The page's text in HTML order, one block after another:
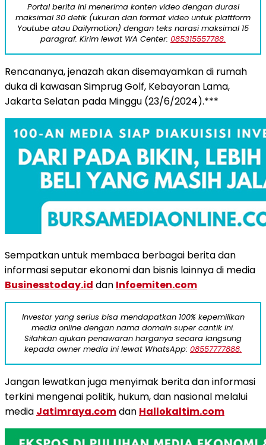
Portal berita ini menerima konten video dengan durasi
maksimal 30 detik (ukuran dan format video untuk plaftform
Youtube atau Dailymotion) dengan teks narasi maksimal 15
paragraf. Kirim lewat WA Center: 085315557788.
Rencananya, jenazah akan disemayamkan di rumah
duka di kawasan Simprug Golf, Kebayoran Lama,
Jakarta Selatan pada Minggu (23/6/2024).***
Sempatkan untuk membaca berbagai berita dan
informasi seputar ekonomi dan bisnis lainnya di media
Businesstoday.id dan Infoemiten.com
Investor yang serius bisa mendapatkan 100% kepemilikan
media online dengan nama domain super cantik ini.
Silahkan ajukan penawaran harganya secara langsung
kepada owner media ini lewat WhatsApp: 08557777888.
Jangan lewatkan juga menyimak berita dan informasi
terkini mengenai politik, hukum, dan nasional melalui
media Jatimraya.comdan Hallokaltim.com